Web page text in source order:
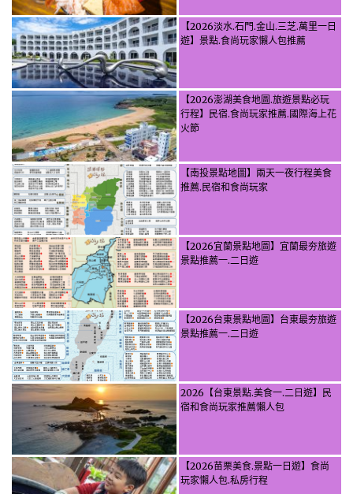
【2026淡水.石門.金山.三芝.萬里一日
遊】景點.食尚玩家懶人包推薦
【2026澎湖美食地圖.旅遊景點必玩
行程】民宿.食尚玩家推薦.國際海上花
火節
【南投景點地圖】兩天一夜行程美食
推薦.民宿和食尚玩家
【2026宜蘭景點地圖】宜蘭最夯旅遊
景點推薦一.二日遊
【2026台東景點地圖】台東最夯旅遊
景點推薦一.二日遊
2026【台東景點.美食一.二日遊】民
宿和食尚玩家推薦懶人包
【2026苗栗美食.景點一日遊】食尚
玩家懶人包.私房行程